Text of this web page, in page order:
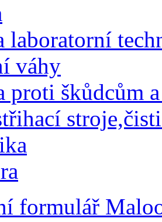
laboratorní
váhy
proti škůdcům
formulář